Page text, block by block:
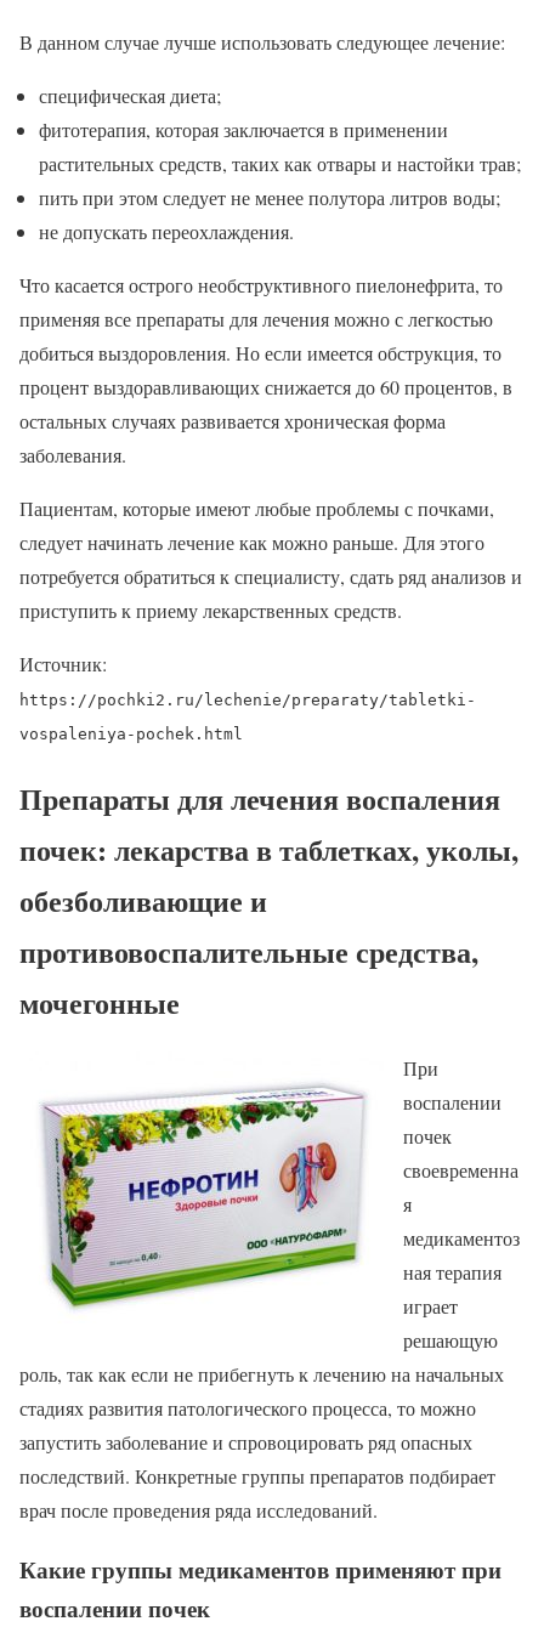
В данном случае лучше использовать следующее лечение:
специфическая диета;
фитотерапия, которая заключается в применении
растительных средств, таких как отвары и настойки трав;
пить при этом следует не менее полутора литров воды;
не допускать переохлаждения.
Что касается острого необструктивного пиелонефрита, то
применяя все препараты для лечения можно с легкостью
добиться выздоровления. Но если имеется обструкция, то
процент выздоравливающих снижается до 60 процентов, в
остальных случаях развивается хроническая форма
заболевания.
Пациентам, которые имеют любые проблемы с почками,
следует начинать лечение как можно раньше. Для этого
потребуется обратиться к специалисту, сдать ряд анализов и
приступить к приему лекарственных средств.
Источник:
https://pochki2.ru/lechenie/preparaty/tabletki-
vospaleniya-pochek.html
Препараты для лечения воспаления
почек: лекарства в таблетках, уколы,
обезболивающие и
противовоспалительные средства,
мочегонные
При
воспалении
почек
своевременна
я
медикаментоз
ная терапия
играет
решающую
роль, так как если не прибегнуть к лечению на начальных
стадиях развития патологического процесса, то можно
запустить заболевание и спровоцировать ряд опасных
последствий. Конкретные группы препаратов подбирает
врач после проведения ряда исследований.
Какие группы медикаментов применяют при
воспалении почек